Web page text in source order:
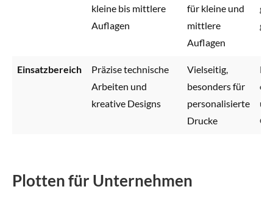
kleine bis mittlere
Auflagen
für kleine und
mittlere
Auflagen
Einsatzbereich
Präzise technische
Arbeiten und
kreative Designs
Vielseitig,
besonders für
personalisierte
Drucke
Plotten für Unternehmen